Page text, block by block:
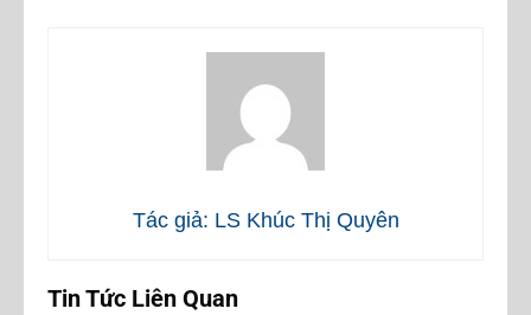
Tác giả: LS Khúc Thị Quyên
Tin Tức Liên Quan